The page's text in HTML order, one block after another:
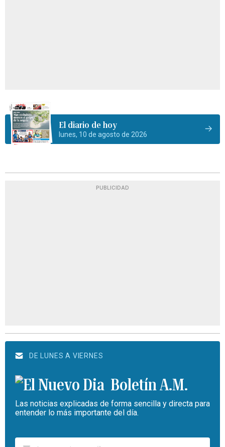
El diario de hoy
lunes, 10 de agosto de 2026
PUBLICIDAD
DE LUNES A VIERNES
Boletín A.M.
Las noticias explicadas de forma sencilla y directa para
entender lo más importante del día.